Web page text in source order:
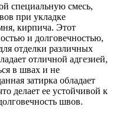
специальную смесь,
при укладке
кирпича. Этот
и долговечностью,
отделки различных
отличной адгезией,
в швах и не
затирка обладает
делает ее устойчивой к
швов.